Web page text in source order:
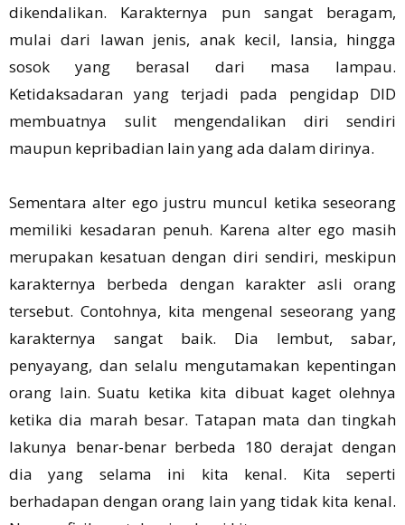
dikendalikan. Karakternya pun sangat beragam,
mulai dari lawan jenis, anak kecil, lansia, hingga
sosok yang berasal dari masa lampau.
Ketidaksadaran yang terjadi pada pengidap DID
membuatnya sulit mengendalikan diri sendiri
maupun kepribadian lain yang ada dalam dirinya.
Sementara alter ego justru muncul ketika seseorang
memiliki kesadaran penuh. Karena alter ego masih
merupakan kesatuan dengan diri sendiri, meskipun
karakternya berbeda dengan karakter asli orang
tersebut. Contohnya, kita mengenal seseorang yang
karakternya sangat baik. Dia lembut, sabar,
penyayang, dan selalu mengutamakan kepentingan
orang lain. Suatu ketika kita dibuat kaget olehnya
ketika dia marah besar. Tatapan mata dan tingkah
lakunya benar-benar berbeda 180 derajat dengan
dia yang selama ini kita kenal. Kita seperti
berhadapan dengan orang lain yang tidak kita kenal.